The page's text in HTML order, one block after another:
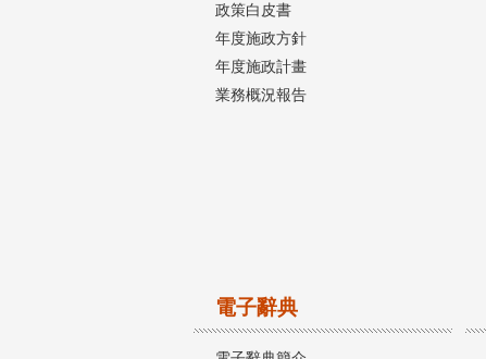
政策白皮書
年度施政方針
年度施政計畫
業務概況報告
電子辭典